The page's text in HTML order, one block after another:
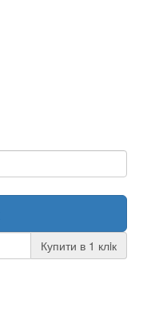
Купити в 1 клiк